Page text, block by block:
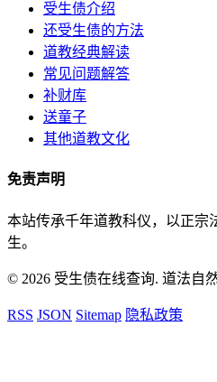
受生债介绍
还受生债的方法
道教经典解读
常见问题解答
补财库
送童子
其他道教文化
免责声明
本站传承千年道教科仪，以正宗
生。
© 2026 受生债在线查询. 道法自
RSS JSON Sitemap 隐私政策